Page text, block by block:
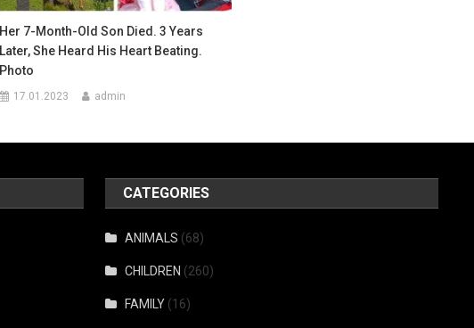
Her 7-Month-Old Son Died. 3 Years
Later, She Heard His Heart Beating.
Photo
17.01.2023 admin
CATEGORIES
ANIMALS (68)
CHILDREN (260)
FAMILY (16)